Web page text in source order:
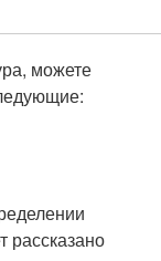
можете
рассказано